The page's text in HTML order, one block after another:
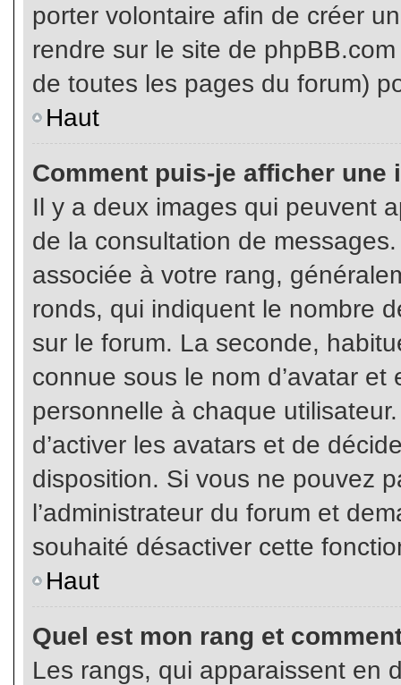
porter volontaire afin de créer
rendre sur le site de
de toutes les pages du forum)
Haut
Comment puis-je afficher une
Il y a deux images qui peuvent
de la consultation de
associée à votre rang,
ronds, qui indiquent le nombre
sur le forum. La seconde,
connue sous le nom d’avatar
personnelle à chaque
d’activer les avatars et de
disposition. Si vous ne pouvez
l’administrateur du forum et
souhaité désactiver cette
Haut
Quel est mon rang et
Les rangs, qui apparaissent en